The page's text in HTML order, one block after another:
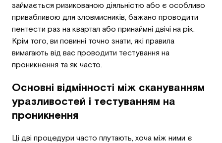
займається ризикованою діяльністю або є особливо
привабливою для зловмисників, бажано проводити
пентести раз на квартал або принаймні двічі на рік.
Крім того, ви повинні точно знати, які правила
вимагають від вас проводити тестування на
проникнення та як часто.
Основні відмінності між скануванням
уразливостей і тестуванням на
проникнення
Ці дві процедури часто плутають, хоча між ними є